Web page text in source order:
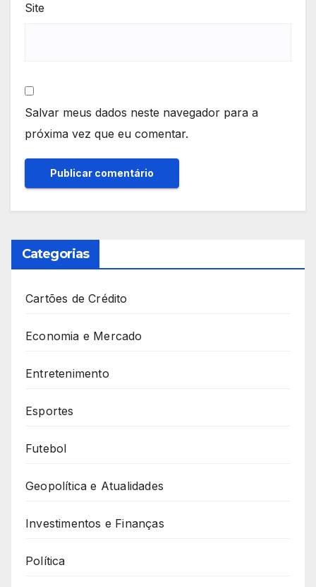
Site
Salvar meus dados neste navegador para a
próxima vez que eu comentar.
Categorias
Cartões de Crédito
Economia e Mercado
Entretenimento
Esportes
Futebol
Geopolítica e Atualidades
Investimentos e Finanças
Política